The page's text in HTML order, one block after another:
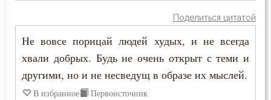
Намерение
Наслаждение
Поделиться цитатой
Не вовсе порицай людей худых, и не всегда
хвали добрых. Будь не очень открыт с теми и
другими, но и не несведущ в образе их мыслей.
В избранное Первоисточник